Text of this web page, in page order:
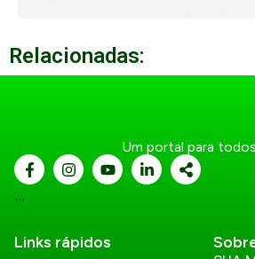
Relacionadas:
Um portal para todos
...
Links rápidos